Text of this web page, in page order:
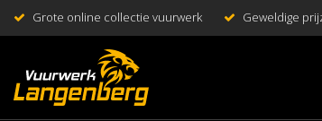
Grote online collectie vuurwerk Geweldige